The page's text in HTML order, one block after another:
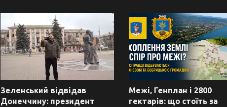
Зеленський відвідав
Донеччину: президент
Межі, Генплан і 2800
гектарів: що стоїть за